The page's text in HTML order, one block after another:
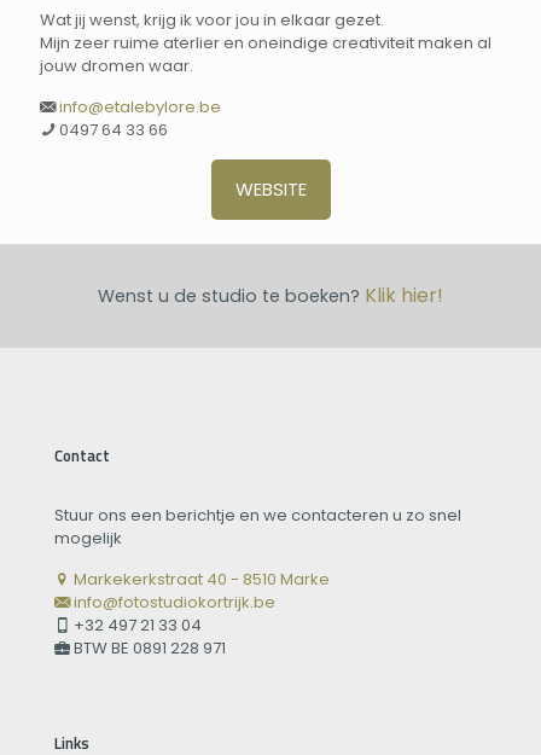
Wat jij wenst, krijg ik voor jou in elkaar gezet.
Mijn zeer ruime aterlier en oneindige creativiteit maken al
jouw dromen waar.
info@etalebylore.be
0497 64 33 66
WEBSITE
Wenst u de studio te boeken? Klik hier!
Contact
Stuur ons een berichtje en we contacteren u zo snel
mogelijk
Markekerkstraat 40 - 8510 Marke
info@fotostudiokortrijk.be
+32 497 21 33 04
BTW BE 0891 228 971
Links